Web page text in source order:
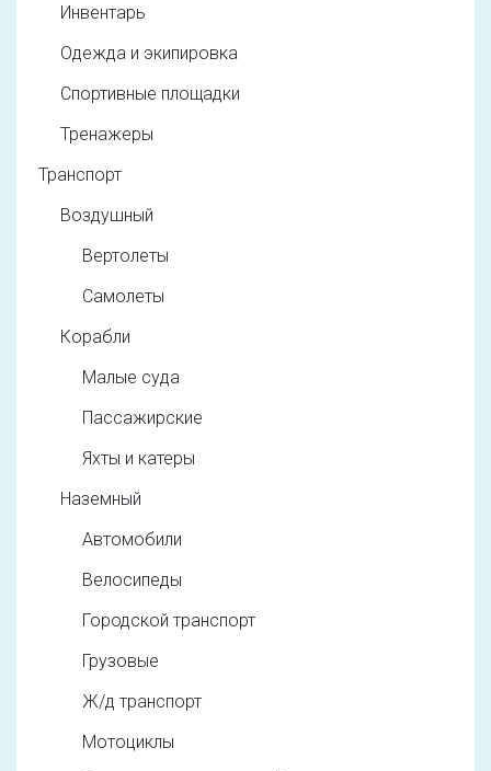
Инвентарь
Одежда и экипировка
Спортивные площадки
Тренажеры
Транспорт
Воздушный
Вертолеты
Самолеты
Корабли
Малые суда
Пассажирские
Яхты и катеры
Наземный
Автомобили
Велосипеды
Городской транспорт
Грузовые
Ж/д транспорт
Мотоциклы